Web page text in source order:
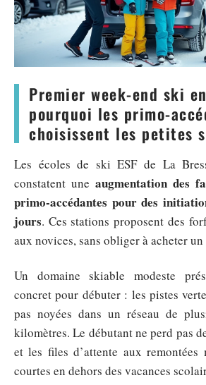
Premier week-end ski
pourquoi les primo-
choisissent les petites
Les écoles de ski ESF de La
constatent une augmentation des
primo-accédantes pour des
jours. Ces stations proposent des
aux novices, sans obliger à acheter
Un domaine skiable modeste
concret pour débuter : les pistes
pas noyées dans un réseau de
kilomètres. Le débutant ne perd pas
et les files d’attente aux remontées
courtes en dehors des vacances